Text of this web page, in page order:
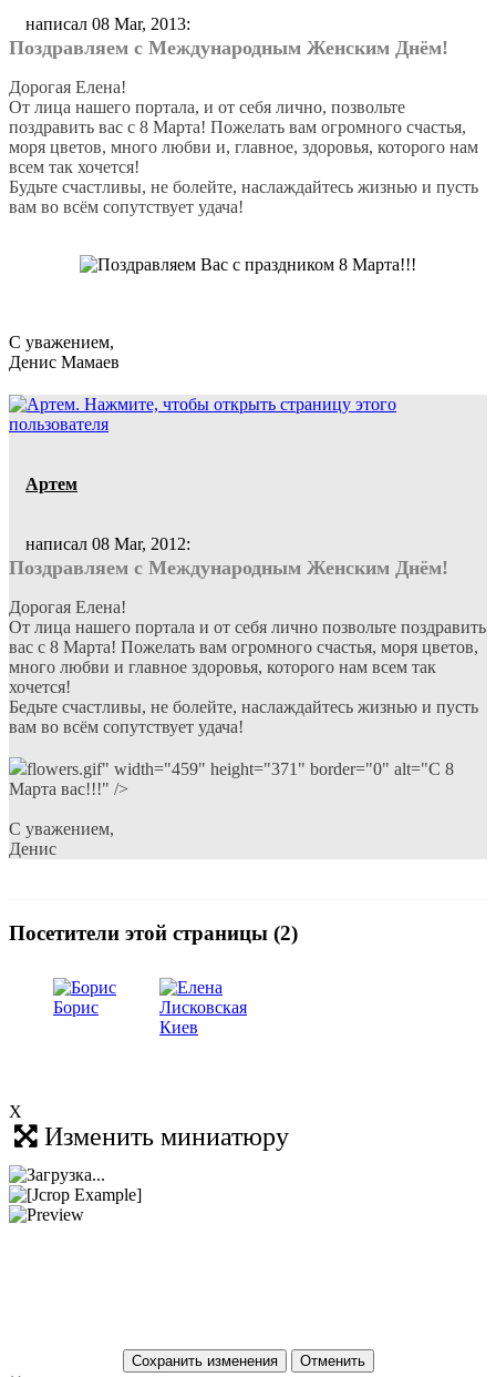
написал 08 Mar, 2013:
Поздравляем с Международным Женским Днём!
Дорогая Елена!
От лица нашего портала, и от себя лично, позвольте
поздравить вас с 8 Марта! Пожелать вам огромного счастья,
моря цветов, много любви и, главное, здоровья, которого нам
всем так хочется!
Будьте счастливы, не болейте, наслаждайтесь жизнью и пусть
вам во всём сопутствует удача!
С уважением,
Денис Мамаев
Артем
написал 08 Mar, 2012:
Поздравляем с Международным Женским Днём!
Дорогая Елена!
От лица нашего портала и от себя лично позвольте поздравить
вас с 8 Марта! Пожелать вам огромного счастья, моря цветов,
много любви и главное здоровья, которого нам всем так
хочется!
Бедьте счастливы, не болейте, наслаждайтесь жизнью и пусть
вам во всём сопутствует удача!
flowers.gif" width="459" height="371" border="0" alt="С 8
Марта вас!!!" />
С уважением,
Денис
Посетители этой страницы (2)
X
Изменить миниатюру
Сохранить изменения